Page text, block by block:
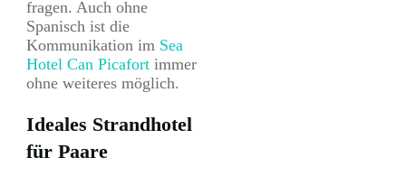
fragen. Auch ohne
Spanisch ist die
Kommunikation im Sea
Hotel Can Picafort immer
ohne weiteres möglich.
Ideales Strandhotel
für Paare